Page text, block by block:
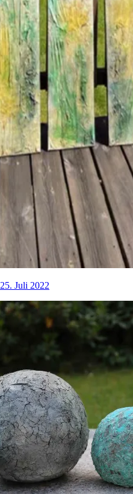
25. Juli 2022